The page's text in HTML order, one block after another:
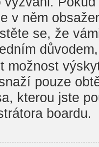
v něm
se, že
možnost
pouze
kterou jste
boardu.